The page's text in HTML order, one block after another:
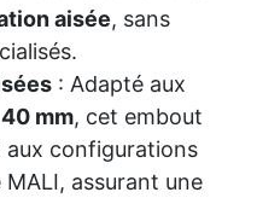
aisée, sans
: Adapté aux
mm, cet embout
configurations
assurant une